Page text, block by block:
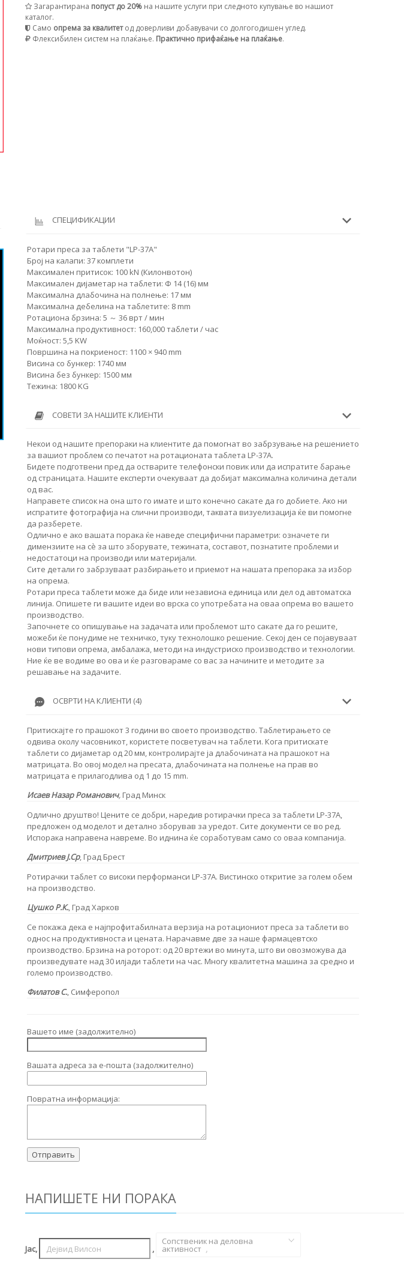
Загарантирана попуст до 20% на нашите услуги при следното купување во нашиот
каталог.
Само опрема за квалитетод доверливи добавувачи со долгогодишен углед.
Флексибилен систем на плаќање. Практично прифаќање на плаќање.
СПЕЦИФИКАЦИИ
Ротари преса за таблети "LP-37A"
Број на калапи: 37 комплети
Максимален притисок: 100 kN (Килонвотон)
Максимален дијаметар на таблети: Φ 14 (16) мм
Максимална длабочина на полнење: 17 мм
Максимална дебелина на таблетите: 8 mm
Ротациона брзина: 5 ～ 36 врт / мин
Максимална продуктивност: 160,000 таблети / час
Моќност: 5,5 KW
Површина на покриеност: 1100 × 940 mm
Висина со бункер: 1740 мм
Висина без бункер: 1500 мм
Тежина: 1800 KG
СОВЕТИ ЗА НАШИТЕ КЛИЕНТИ
Некои од нашите препораки на клиентите да помогнат во забрзување на решението
за вашиот проблем со печатот на ротационата таблета LP-37A.
Бидете подготвени пред да остварите телефонски повик или да испратите барање
од страницата. Нашите експерти очекуваат да добијат максимална количина детали
од вас.
Направете список на она што го имате и што конечно сакате да го добиете. Ако ни
испратите фотографија на слични производи, таквата визуелизација ќе ви помогне
да разберете.
Одлично е ако вашата порака ќе наведе специфични параметри: означете ги
димензиите на сè за што зборувате, тежината, составот, познатите проблеми и
недостатоци на производи или материјали.
Сите детали го забрзуваат разбирањето и приемот на нашата препорака за избор
на опрема.
Ротари преса таблети може да биде или независна единица или дел од автоматска
линија. Опишете ги вашите идеи во врска со употребата на оваа опрема во вашето
производство.
Започнете со опишување на задачата или проблемот што сакате да го решите,
можеби ќе понудиме не техничко, туку технолошко решение. Секој ден се појавуваат
нови типови опрема, амбалажа, методи на индустриско производство и технологии.
Ние ќе ве водиме во ова и ќе разговараме со вас за начините и методите за
решавање на задачите.
ОСВРТИ НА КЛИЕНТИ (4)
Притискајте го прашокот 3 години во своето производство. Таблетирањето се
одвива околу часовникот, користете посветувач на таблети. Кога притискате
таблети со дијаметар од 20 мм, контролирајте ја длабочината на прашокот на
матрицата. Во овој модел на пресата, длабочината на полнење на прав во
матрицата е прилагодлива од 1 до 15 mm.
Исаев Назар Романович, Град Минск
Одлично друштво! Цените се добри, наредив ротирачки преса за таблети LP-37A,
предложен од моделот и детално зборував за уредот. Сите документи се во ред.
Испорака направена навреме. Во иднина ќе соработувам само со оваа компанија.
Дмитриев Ј.Ср, Град Брест
Ротирачки таблет со високи перформанси LP-37A. Вистинско откритие за голем обем
на производство.
Цушко Р.К., Град Харков
Се покажа дека е најпрофитабилната верзија на ротациониот преса за таблети во
однос на продуктивноста и цената. Нарачавме две за наше фармацевтско
производство. Брзина на роторот: од 20 вртежи во минута, што ви овозможува да
произведувате над 30 илјади таблети на час. Многу квалитетна машина за средно и
големо производство.
Филатов С., Симферопол
Вашето име (задолжително)
Вашата адреса за е-пошта (задолжително)
Повратна информација:
НАПИШЕТЕ НИ ПОРАКА
Јас, ,
Сопственик на деловна
активност